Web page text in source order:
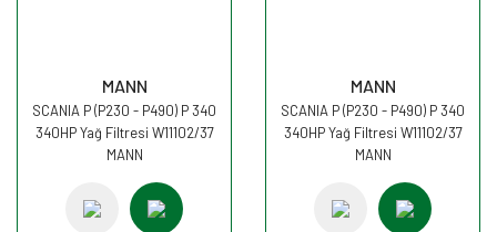
MANN
SCANIA P (P230 - P490) P 340
340HP Yağ Filtresi W11102/37
MANN
MANN
SCANIA P (P230 - P490) P 340
340HP Yağ Filtresi W11102/37
MANN